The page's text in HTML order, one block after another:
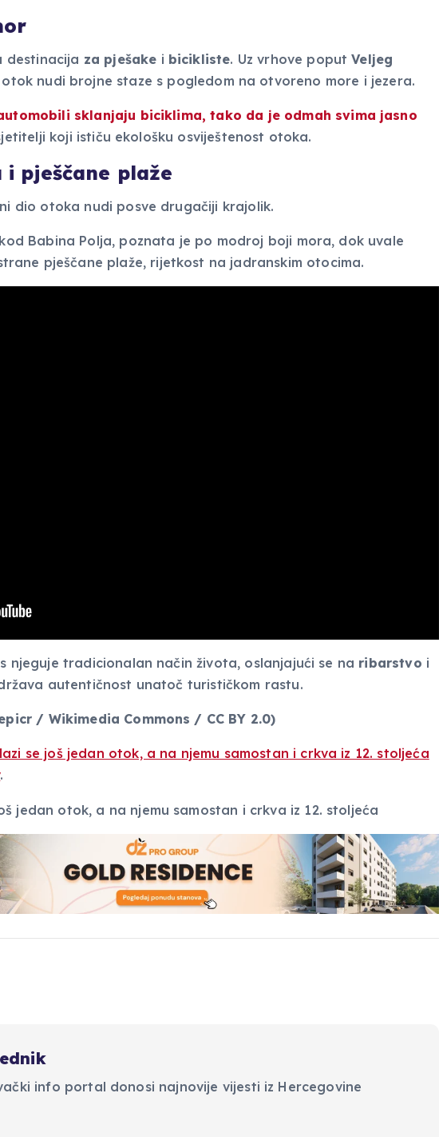
destinacija za pješake i bicikliste. Uz vrhove poputVeljeg
otok nudi brojne staze s pogledom na otvoreno more i jezera.
sklanjaju biciklima, tako da je odmah svima jasno
koji ističu ekološku osviještenost otoka.
i pješčane plaže
dio otoka nudi posve drugačiji krajolik.
Babina Polja, poznata je po modroj boji mora, dok uvale
pješčane plaže, rijetkost na jadranskim otocima.
njeguje tradicionalan način života, oslanjajući se na ribarstvo i
autentičnost unatoč turističkom rastu.
/ Wikimedia Commons / CC BY 2.0)
se još jedan otok, a na njemu samostan i crkva iz 12. stoljeća
.
info portal donosi najnovije vijesti iz Hercegovine